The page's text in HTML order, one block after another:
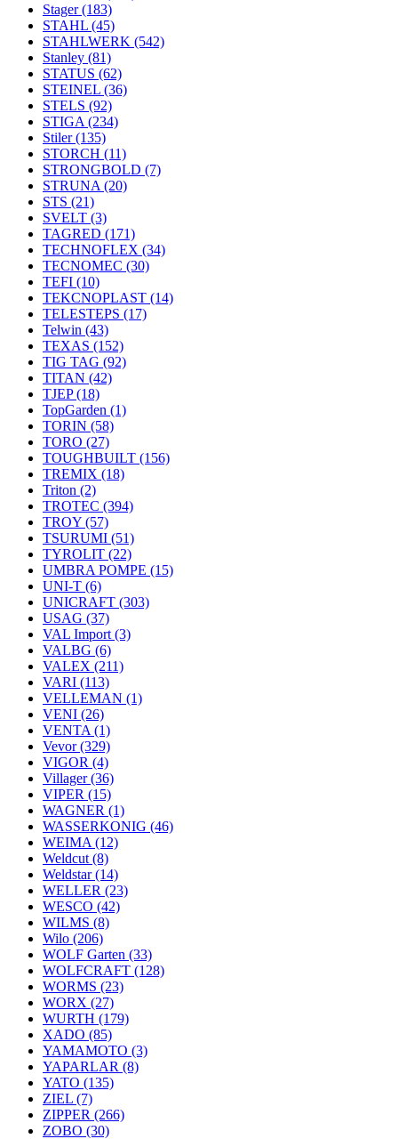
Stager(183)
STAHL (45)
STAHLWERK (542)
Stanley (81)
STATUS (62)
STEINEL (36)
STELS (92)
STIGA (234)
Stiler(135)
STORCH (11)
STRONGBOLD (7)
STRUNA (20)
STS (21)
SVELT (3)
TAGRED (171)
TECHNOFLEX (34)
TECNOMEC (30)
TEFI (10)
TEKCNOPLAST (14)
TELESTEPS (17)
Telwin (43)
TEXAS (152)
TIG TAG (92)
TITAN (42)
TJEP(18)
TopGarden (1)
TORIN (58)
TORO (27)
TOUGHBUILT (156)
TREMIX (18)
Triton (2)
TROTEC (394)
TROY (57)
TSURUMI (51)
TYROLIT (22)
UMBRA POMPE (15)
UNI-T (6)
UNICRAFT (303)
USAG (37)
VAL Import (3)
VALBG (6)
VALEX (211)
VARI (113)
VELLEMAN (1)
VENI (26)
VENTA (1)
Vevor(329)
VIGOR (4)
Villager(36)
VIPER (15)
WAGNER (1)
WASSERKONIG (46)
WEIMA (12)
Weldcut (8)
Weldstar(14)
WELLER (23)
WESCO (42)
WILMS (8)
Wilo (206)
WOLF Garten (33)
WOLFCRAFT (128)
WORMS (23)
WORX (27)
WURTH (179)
XADO (85)
YAMAMOTO (3)
YAPARLAR (8)
YATO (135)
ZIEL (7)
ZIPPER (266)
ZOBO (30)